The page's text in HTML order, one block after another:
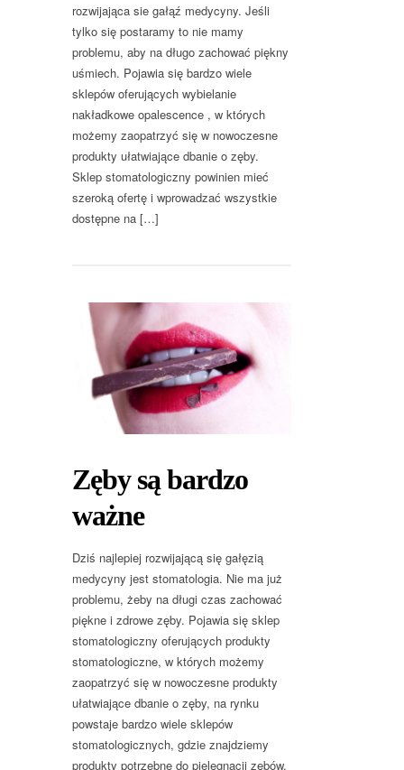
rozwijająca sie gałąź medycyny. Jeśli
tylko się postaramy to nie mamy
problemu, aby na długo zachować piękny
uśmiech. Pojawia się bardzo wiele
sklepów oferujących wybielanie
nakładkowe opalescence , w których
możemy zaopatrzyć się w nowoczesne
produkty ułatwiające dbanie o zęby.
Sklep stomatologiczny powinien mieć
szeroką ofertę i wprowadzać wszystkie
dostępne na […]
Zęby są bardzo
ważne
Dziś najlepiej rozwijającą się gałęzią
medycyny jest stomatologia. Nie ma już
problemu, żeby na długi czas zachować
piękne i zdrowe zęby. Pojawia się sklep
stomatologiczny oferujących produkty
stomatologiczne, w których możemy
zaopatrzyć się w nowoczesne produkty
ułatwiające dbanie o zęby, na rynku
powstaje bardzo wiele sklepów
stomatologicznych, gdzie znajdziemy
produkty potrzebne do pielęgnacji zębów.